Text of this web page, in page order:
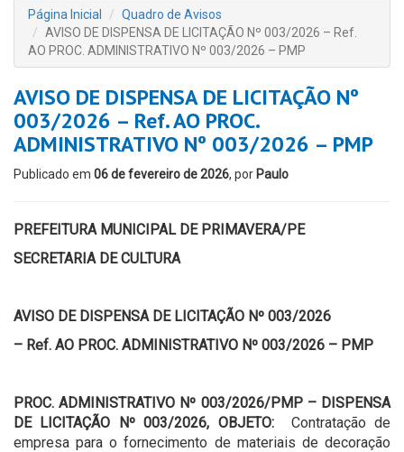
Página Inicial
Quadro de Avisos
AVISO DE DISPENSA DE LICITAÇÃO Nº 003/2026 – Ref.
AO PROC. ADMINISTRATIVO Nº 003/2026 – PMP
AVISO DE DISPENSA DE LICITAÇÃO Nº
003/2026 – Ref. AO PROC.
ADMINISTRATIVO Nº 003/2026 – PMP
Publicado em 06 de fevereiro de 2026, por Paulo
PREFEITURA MUNICIPAL DE PRIMAVERA/PE
SECRETARIA DE CULTURA
AVISO DE DISPENSA DE LICITAÇÃO Nº 003/2026
– Ref. AO PROC. ADMINISTRATIVO Nº 003/2026 – PMP
PROC. ADMINISTRATIVO Nº 003/2026/PMP – DISPENSA
DE LICITAÇÃO Nº 003/2026, OBJETO: Contratação de
empresa para o fornecimento de materiais de decoração